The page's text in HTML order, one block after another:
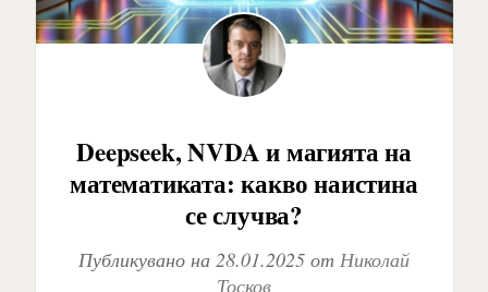
Deepseek, NVDA и магията на
математиката: какво наистина
се случва?
Публикувано на 28.01.2025 от Николай
Тосков